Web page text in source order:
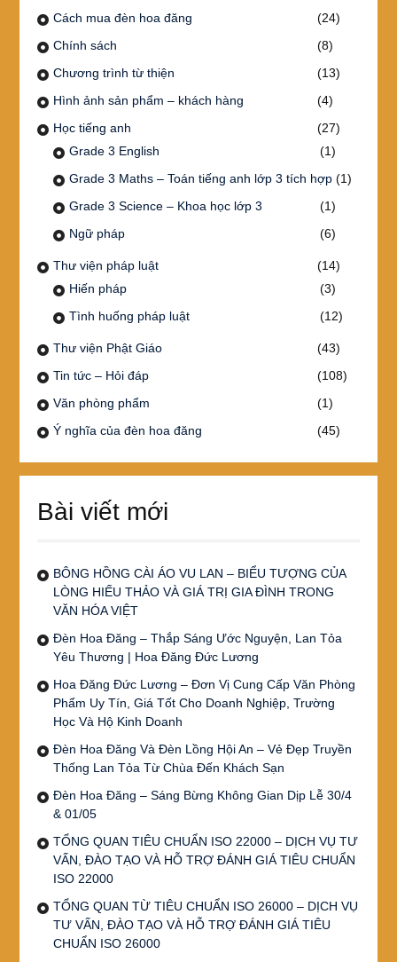
Cách mua đèn hoa đăng
(24)
Chính sách
(8)
Chương trình từ thiện
(13)
Hình ảnh sản phẩm – khách hàng
(4)
Học tiếng anh
(27)
Grade 3 English
(1)
Grade 3 Maths – Toán tiếng anh lớp 3 tích hợp(1)
Grade 3 Science – Khoa học lớp 3
(1)
Ngữ pháp
(6)
Thư viện pháp luật
(14)
Hiến pháp
(3)
Tình huống pháp luật
(12)
Thư viện Phật Giáo
(43)
Tin tức – Hỏi đáp
(108)
Văn phòng phẩm
(1)
Ý nghĩa của đèn hoa đăng
(45)
Bài viết mới
BÔNG HỒNG CÀI ÁO VU LAN – BIỂU TƯỢNG CỦA
LÒNG HIẾU THẢO VÀ GIÁ TRỊ GIA ĐÌNH TRONG
VĂN HÓA VIỆT
Đèn Hoa Đăng – Thắp Sáng Ước Nguyện, Lan Tỏa
Yêu Thương | Hoa Đăng Đức Lương
Hoa Đăng Đức Lương – Đơn Vị Cung Cấp Văn Phòng
Phẩm Uy Tín, Giá Tốt Cho Doanh Nghiệp, Trường
Học Và Hộ Kinh Doanh
Đèn Hoa Đăng Và Đèn Lồng Hội An – Vẻ Đẹp Truyền
Thống Lan Tỏa Từ Chùa Đến Khách Sạn
Đèn Hoa Đăng – Sáng Bừng Không Gian Dịp Lễ 30/4
& 01/05
TỔNG QUAN TIÊU CHUẨN ISO 22000 – DỊCH VỤ TƯ
VẤN, ĐÀO TẠO VÀ HỖ TRỢ ĐÁNH GIÁ TIÊU CHUẨN
ISO 22000
TỔNG QUAN TỪ TIÊU CHUẨN ISO 26000 – DỊCH VỤ
TƯ VẤN, ĐÀO TẠO VÀ HỖ TRỢ ĐÁNH GIÁ TIÊU
CHUẨN ISO 26000